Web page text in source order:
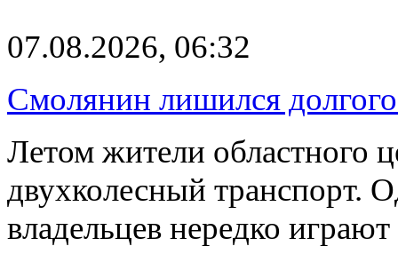
07.08.2026, 06:32
Смолянин лишился
Летом жители областного
двухколесный транспорт.
владельцев нередко